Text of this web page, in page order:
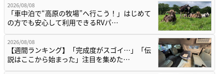
2026/08/08
「車中泊で“高原の牧場”へ行こう！」はじめて
の方でも安心して利用できるRVパ…
2026/08/08
【週間ランキング】「完成度がスゴイ…」「伝
説はここから始まった」注目を集めた…